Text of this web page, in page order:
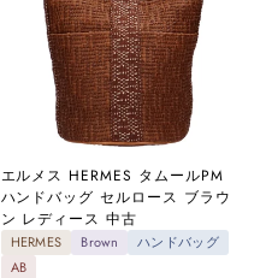
エルメス HERMES タムールPM
ハンドバッグ セルロース ブラウ
ン レディース 中古
HERMES Brown
ハンドバッグ
AB